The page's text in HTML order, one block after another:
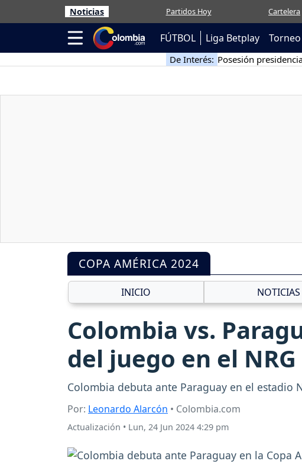
Noticias Partidos Hoy Cartelera
FÚTBOL Liga Betplay
De Interés: Posesión
COPA AMÉRICA 2024
INICIO NOTICIAS
Colombia vs.
del juego en el
Colombia debuta ante Paraguay en el estadio
Por: Leonardo Alarcón • Colombia.com
Actualización • Lun, 24 Jun 2024 4:29 pm